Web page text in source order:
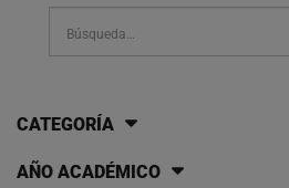
CATEGORÍA
AÑO ACADÉMICO